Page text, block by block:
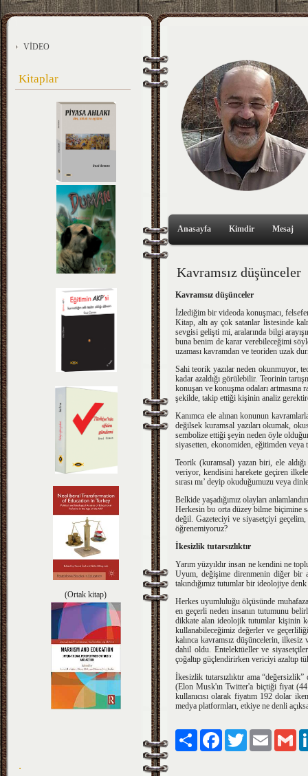
VİDEO
Kitaplar
(Ortak kitap)
.
Anasayfa Kimdir Mesaj
Kavramsız düşünceler
Kavramsız düşünceler
İzlediğim bir videoda konuşmacı,
Kitap, altı ay çok satanlar listesinde
sevgisi gelişti mi, aralarında bilgi
buna benim de karar verebileceğimi
uzaması kavramdan ve teoriden uzak
Sahi teorik yazılar neden okunmuyor,
kadar azaldığı görülebilir. Teorinin
konuşan ve konuşma odaları
şekilde, takip ettiği kişinin analiz
Kanımca ele alınan konunun
değilsek kuramsal yazıları okumak,
sembolize ettiği şeyin neden öyle
siyasetten, ekonomiden, eğitimden
Teorik (kuramsal) yazan biri, ele
veriyor, kendisini harekete geçiren
sırası mı’ deyip okuduğumuzu veya
Belkide yaşadığımız olayları
Herkesin bu orta düzey bilme biçimine
değil. Gazeteciyi ve siyasetçiyi
öğrenemiyoruz?
İkesizlik tutarsızlıktır
Yarım yüzyıldır insan ne kendini ne
Uyum, değişime direnmenin diğer bir
takındığımız tutumlar bir ideolojiye
Herkes uyumluluğu ölçüsünde
en geçerli neden insanın tutumunu
dikkate alan ideolojik tutumlar kişinin
kullanabileceğimiz değerler ve
kalınca kavramsız düşüncelerin,
dahil oldu. Entelektüeller ve
çoğaltıp güçlendirirken vericiyi azaltıp
İkesizlik tutarsızlıktır ama
(Elon Musk'ın Twitter'a biçtiği fiyat
kullanıcısı olarak fiyatım 192 dolar
medya platformları, etkiye ne denli
Paylaş FacebookTwitter Email